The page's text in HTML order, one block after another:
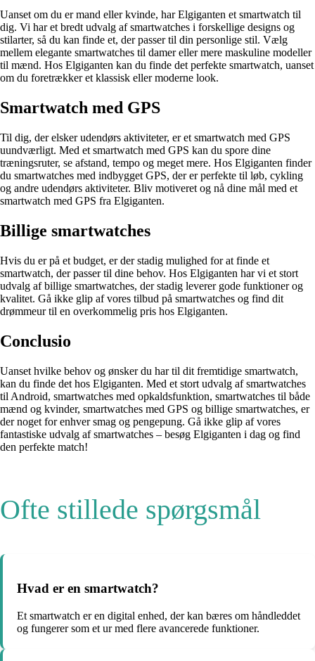
Uanset om du er mand eller kvinde, har Elgiganten et smartwatch til
dig. Vi har et bredt udvalg af smartwatches i forskellige designs og
stilarter, så du kan finde et, der passer til din personlige stil. Vælg
mellem elegante smartwatches til damer eller mere maskuline modeller
til mænd. Hos Elgiganten kan du finde det perfekte smartwatch, uanset
om du foretrækker et klassisk eller moderne look.
Smartwatch med GPS
Til dig, der elsker udendørs aktiviteter, er et smartwatch med GPS
uundværligt. Med et smartwatch med GPS kan du spore dine
træningsruter, se afstand, tempo og meget mere. Hos Elgiganten finder
du smartwatches med indbygget GPS, der er perfekte til løb, cykling
og andre udendørs aktiviteter. Bliv motiveret og nå dine mål med et
smartwatch med GPS fra Elgiganten.
Billige smartwatches
Hvis du er på et budget, er der stadig mulighed for at finde et
smartwatch, der passer til dine behov. Hos Elgiganten har vi et stort
udvalg af billige smartwatches, der stadig leverer gode funktioner og
kvalitet. Gå ikke glip af vores tilbud på smartwatches og find dit
drømmeur til en overkommelig pris hos Elgiganten.
Conclusio
Uanset hvilke behov og ønsker du har til dit fremtidige smartwatch,
kan du finde det hos Elgiganten. Med et stort udvalg af smartwatches
til Android, smartwatches med opkaldsfunktion, smartwatches til både
mænd og kvinder, smartwatches med GPS og billige smartwatches, er
der noget for enhver smag og pengepung. Gå ikke glip af vores
fantastiske udvalg af smartwatches – besøg Elgiganten i dag og find
den perfekte match!
Ofte stillede spørgsmål
Hvad er en smartwatch?
Et smartwatch er en digital enhed, der kan bæres om håndleddet
og fungerer som et ur med flere avancerede funktioner.